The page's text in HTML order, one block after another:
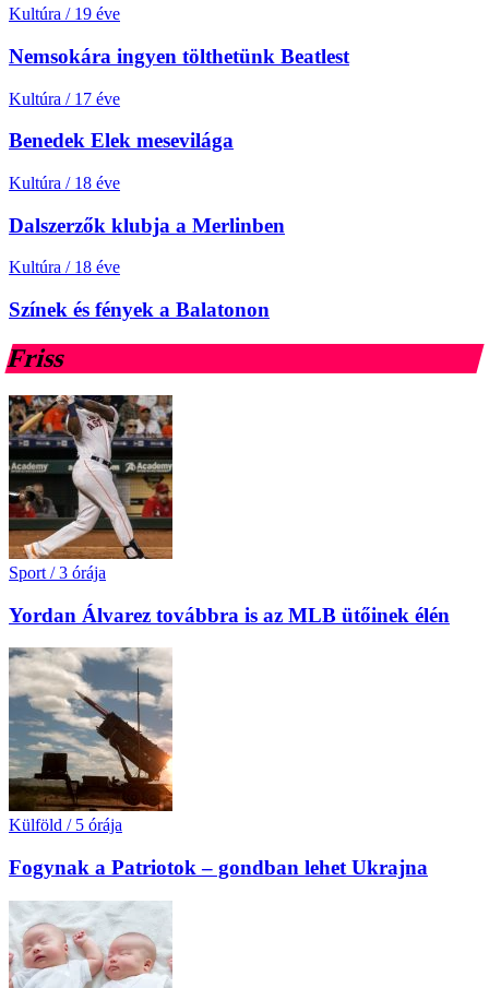
Kultúra / 19 éve
Nemsokára ingyen tölthetünk Beatlest
Kultúra / 17 éve
Benedek Elek mesevilága
Kultúra / 18 éve
Dalszerzők klubja a Merlinben
Kultúra / 18 éve
Színek és fények a Balatonon
Friss
Sport / 3 órája
Yordan Álvarez továbbra is az MLB ütőinek élén
Külföld / 5 órája
Fogynak a Patriotok – gondban lehet Ukrajna